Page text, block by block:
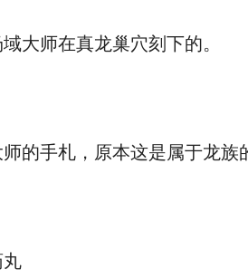
师在真龙巢穴刻下的。
手札，原本这是属于龙族